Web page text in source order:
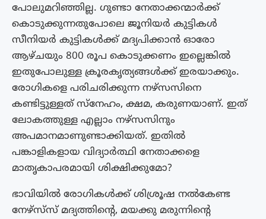
പോലുമറിഞ്ഞില്ല. ഗുണ്ടാ നേതാക്കന്മാർക്ക്
കൊടുക്കുന്നതുപോലെ ജൂനിയർ കുട്ടികൾ
സീനിയർ കുട്ടികൾക്ക് മദ്യപിക്കാൻ ഓരോ
ആഴ്‌ചയും 800 രൂപ കൊടുക്കണം ഇല്ലെങ്കിൽ
ഇതുപോലുള്ള ക്രൂരകൃത്യങ്ങൾക്ക് ഇരയാക്കും.
രോഗികളെ പരിചരിക്കുന്ന നഴ്‌സസിനെ
കണ്ടിട്ടുള്ളത് സ്നേഹം, ക്ഷമ, കരുണയാണ്. ഇത്
ലോകത്തുള്ള എല്ലാം നഴ്‌സസിനും
അപമാനമാണുണ്ടാക്കിയത്. ഇതിൽ
പങ്കാളികളായ വിദ്യാർത്ഥി നേതാക്കളെ
മാതൃകാപരമായി ശിക്ഷിക്കുമോ?
ഭാവിയിൽ രോഗികൾക്ക് ശിശ്രൂഷ നൽകേണ്ട
നേഴ്സ്‌സ് മദ്യത്തിൻ്റെ, മയക്കു മരുന്നിന്റെ